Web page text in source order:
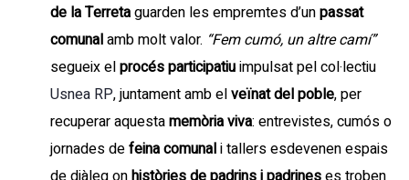
de la Terretaguarden les empremtes d’unpassat
comunalamb molt valor. “Fem cumó, un altre camí”
segueix elprocés participatiuimpulsat pel col·lectiu
Usnea RP, juntament amb elveïnat del poble, per
recuperar aquestamemòria viva: entrevistes, cumós o
jornades defeina comunali tallers esdevenen espais